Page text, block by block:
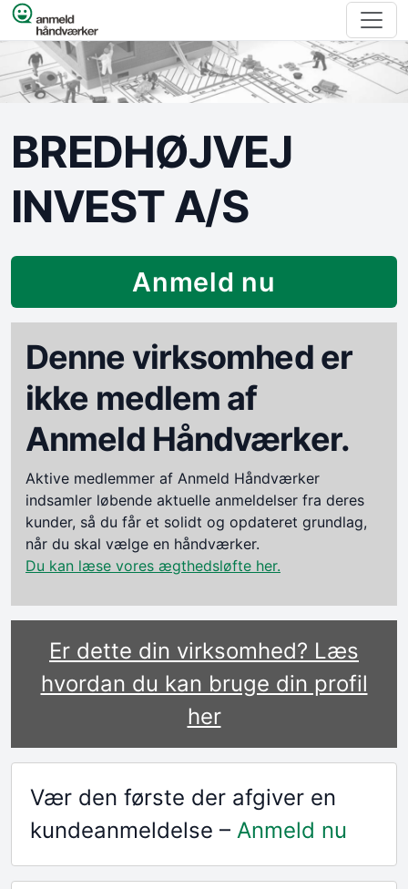
Spring til indhold
BREDHØJVEJ
INVEST A/S
Anmeld nu
Denne virksomhed er
ikke medlem af
Anmeld Håndværker.
Aktive medlemmer af Anmeld Håndværker
indsamler løbende aktuelle anmeldelser fra deres
kunder, så du får et solidt og opdateret grundlag,
når du skal vælge en håndværker.
Du kan læse vores ægthedsløfte her.
Er dette din virksomhed? Læs
hvordan du kan bruge din profil
her
Vær den første der afgiver en
kundeanmeldelse – Anmeld nu